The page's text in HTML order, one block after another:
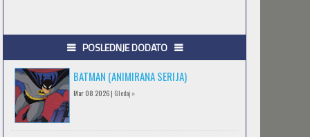
POSLEDNJE DODATO
BATMAN (ANIMIRANA SERIJA)
Mar 08 2026 | Gledaj »